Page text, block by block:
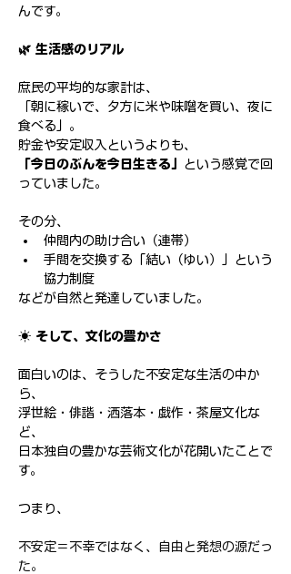
んです。
🌿 生活感のリアル
庶民の平均的な家計は、
「朝に稼いで、夕方に米や味噌を買い、夜に
食べる」。
貯金や安定収入というよりも、
「今日のぶんを今日生きる」 という感覚で回
っていました。
その分、
仲間内の助け合い（連帯）
手間を交換する「結い（ゆい）」という
協力制度
などが自然と発達していました。
☀️ そして、文化の豊かさ
面白いのは、そうした不安定な生活の中か
ら、
浮世絵・俳諧・洒落本・戯作・茶屋文化な
ど、
日本独自の豊かな芸術文化が花開いたことで
す。
つまり、
不安定＝不幸ではなく、自由と発想の源だっ
た。